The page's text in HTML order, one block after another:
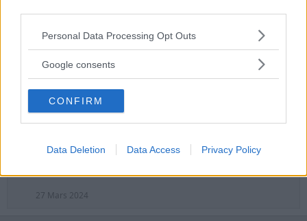
Please note that this website/app uses one or more Google
not limited to your visit or usage behaviour. You may click to
use your data for below specified purposes in below Google
consent section.
Personal Data Processing Opt Outs
Google consents
CONFIRM
Data Deletion Data Access Privacy Policy
Meddelanden Reaktionsresultat
48,953
Baramats 11 Juli 2020
Menade du att du hade de två klockorna till salu?
27 Mars 2024